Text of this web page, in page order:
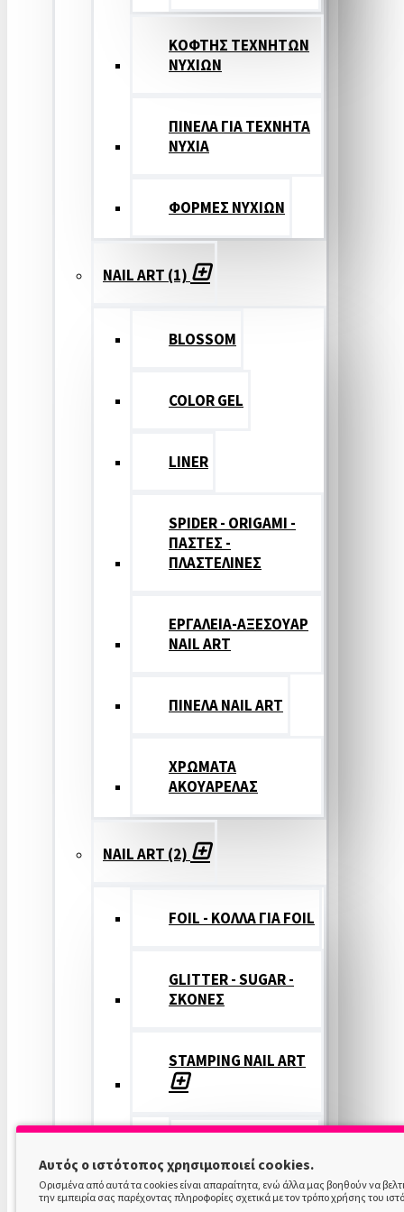
ΚΟΦΤΗΣ ΤΕΧΝΗΤΩΝ
ΝΥΧΙΩΝ
ΠΙΝΕΛΑ ΓΙΑ ΤΕΧΝΗΤΑ
ΝΥΧΙΑ
ΦΟΡΜΕΣ ΝΥΧΙΩΝ
NAIL ART (1)
BLOSSOM
COLOR GEL
LINER
SPIDER - ORIGAMI -
ΠΑΣΤΕΣ -
ΠΛΑΣΤΕΛΙΝΕΣ
ΕΡΓΑΛΕΙΑ-ΑΞΕΣΟΥΑΡ
NAIL ART
ΠΙΝΕΛΑ NAIL ART
ΧΡΩΜΑΤΑ
ΑΚΟΥΑΡΕΛΑΣ
NAIL ART (2)
FOIL - ΚΟΛΛΑ ΓΙΑ FOIL
GLITTER - SUGAR -
ΣΚΟΝΕΣ
STAMPING NAIL ART
COLOR
Αυτός ο ιστότοπος χρησιμοποιεί cookies.
Ορισμένα από αυτά τα cookies είναι απαραίτητα, ενώ άλλα μας βοηθούν να
την εμπειρία σας παρέχοντας πληροφορίες σχετικά με τον τρόπο χρήσης του